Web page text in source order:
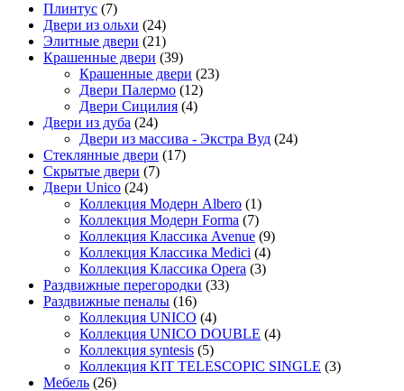
Плинтус (7)
Двери из ольхи (24)
Элитные двери (21)
Крашенные двери (39)
Крашенные двери (23)
Двери Палермо (12)
Двери Сицилия (4)
Двери из дуба (24)
Двери из массива - Экстра Вуд (24)
Стеклянные двери (17)
Скрытые двери (7)
Двери Unico (24)
Коллекция Модерн Albero (1)
Коллекция Модерн Forma (7)
Коллекция Классика Avenue (9)
Коллекция Классика Medici (4)
Коллекция Классика Opera (3)
Раздвижные перегородки (33)
Раздвижные пеналы (16)
Коллекция UNICO (4)
Коллекция UNICO DOUBLE (4)
Коллекция syntesis (5)
Коллекция KIT TELESCOPIC SINGLE (3)
Мебель (26)